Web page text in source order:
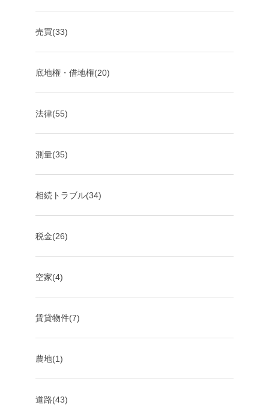
売買(33)
底地権・借地権(20)
法律(55)
測量(35)
相続トラブル(34)
税金(26)
空家(4)
賃貸物件(7)
農地(1)
道路(43)